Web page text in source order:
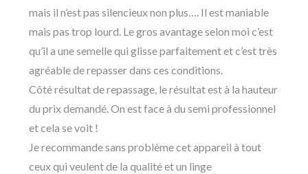
mais il n’est pas silencieux non plus…. Il est maniable
mais pas trop lourd. Le gros avantage selon moi c’est
qu’il a une semelle qui glisse parfaitement et c’est très
agréable de repasser dans ces conditions.
Côté résultat de repassage, le résultat est à la hauteur
du prix demandé. On est face à du semi professionnel
et cela se voit !
Je recommande sans problème cet appareil à tout
ceux qui veulent de la qualité et un linge